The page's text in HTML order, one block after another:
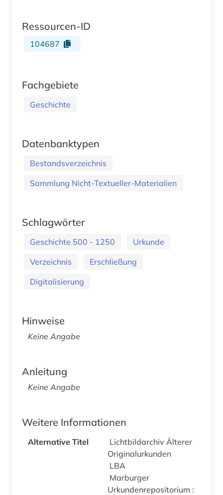
Ressourcen-ID
104687
Fachgebiete
Geschichte
Datenbanktypen
Bestandsverzeichnis
Sammlung Nicht-Textueller-Materialien
Schlagwörter
Geschichte 500 - 1250
Urkunde
Verzeichnis
Erschließung
Digitalisierung
Hinweise
Keine Angabe
Anleitung
Keine Angabe
Weitere Informationen
Alternative Titel
Lichtbildarchiv Älterer
Originalurkunden
LBA
Marburger
Urkundenrepositorium :